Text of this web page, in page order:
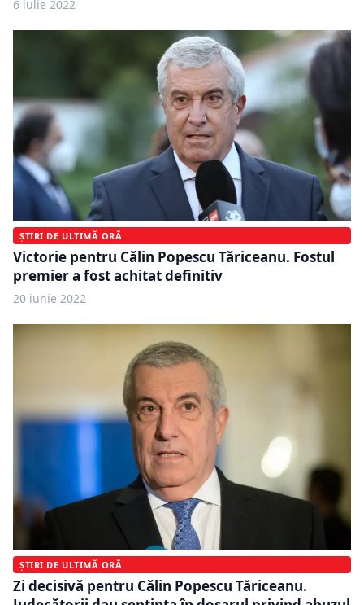
6 iulie 2022
ȘTIRI DE ULTIMĂ ORĂ
Victorie pentru Călin Popescu Tăriceanu. Fostul
premier a fost achitat definitiv
20 iunie 2022
ȘTIRI DE ULTIMĂ ORĂ
Zi decisivă pentru Călin Popescu Tăriceanu.